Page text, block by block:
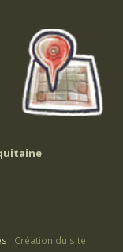
Création du site